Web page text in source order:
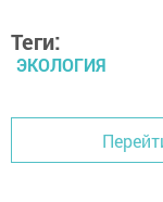
Теги:
ЭКОЛОГИЯ